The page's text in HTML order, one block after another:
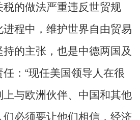
的做法严重违反世贸规
进程中，维护世界自由贸易
的主张，也是中德两国及
：“现任美国领导人在很
与欧洲伙伴、中国和其他
们必须要让他们相信，经济